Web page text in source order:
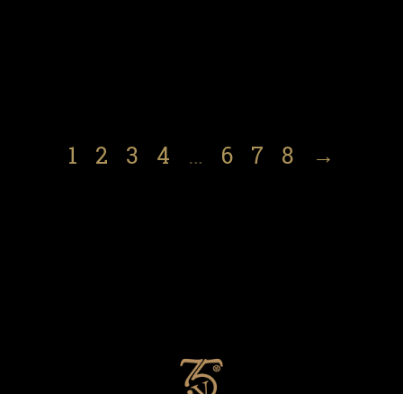
1 2 3 4 … 6 7 8 →